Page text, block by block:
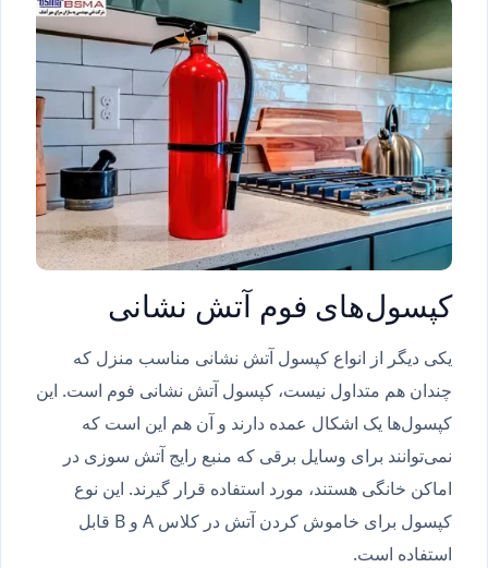
کپسول‌های فوم آتش نشانی
یکی دیگر از انواع کپسول آتش نشانی مناسب منزل که
چندان هم متداول نیست، کپسول آتش نشانی فوم است. این
کپسول‌ها یک اشکال عمده دارند و آن هم این است که
نمی‌توانند برای وسایل برقی که منبع رایج آتش سوزی در
اماکن خانگی هستند، مورد استفاده قرار گیرند. این نوع
کپسول برای خاموش کردن آتش در کلاس A و B قابل
استفاده است.